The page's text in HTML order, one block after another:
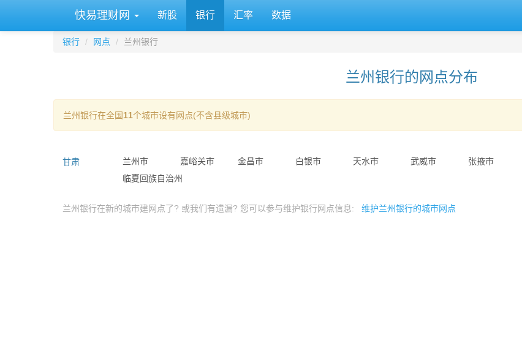
快易理财网 新股 银行 汇率 数据
银行 网点 兰州银行
兰州银行的网点分布
兰州银行在全国11个城市设有网点(不含县级城市)
甘肃 兰州市 嘉峪关市 金昌市 白银市 天水市 武威市 张掖市
临夏回族自治州
兰州银行在新的城市建网点了? 或我们有遗漏? 您可以参与维护银行网点信息: 维护兰州银行的城市网点